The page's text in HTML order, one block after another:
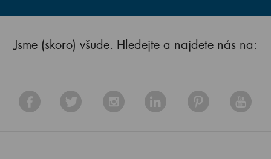
Jsme (skoro) všude. Hledejte a najdete nás na: